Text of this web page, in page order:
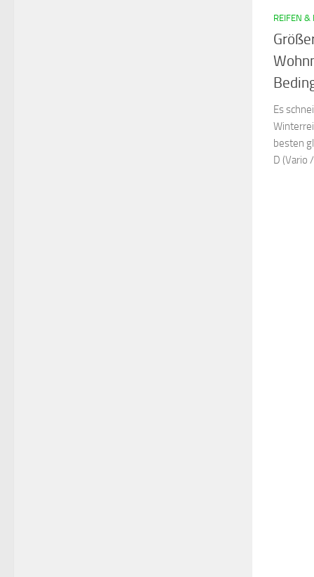
REIFEN &
Es
besten
D (Vario